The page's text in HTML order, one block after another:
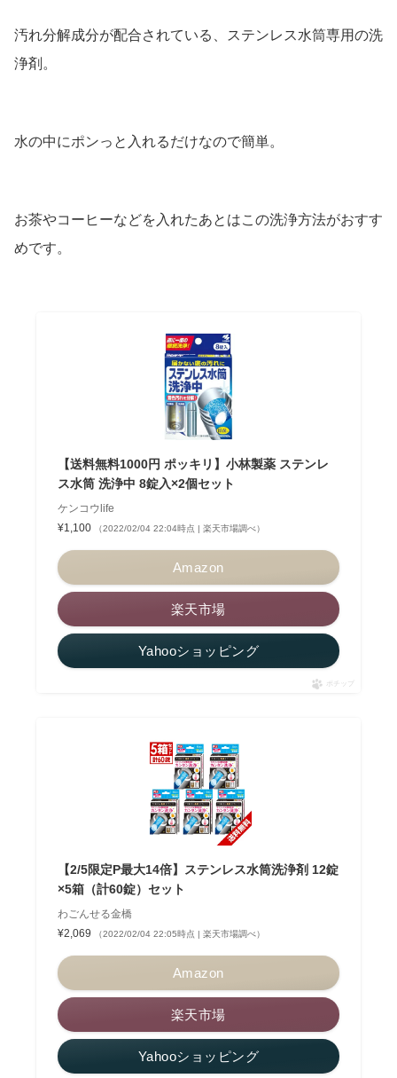
汚れ分解成分が配合されている、ステンレス水筒専用の洗
浄剤。
水の中にポンっと入れるだけなので簡単。
お茶やコーヒーなどを入れたあとはこの洗浄方法がおすす
めです。
【送料無料1000円 ポッキリ】小林製薬 ステンレ
ス水筒 洗浄中 8錠入×2個セット
ケンコウlife
¥1,100
（2022/02/04 22:04時点 | 楽天市場調べ）
Amazon
楽天市場
Yahooショッピング
ポチップ
【2/5限定P最大14倍】ステンレス水筒洗浄剤 12錠
×5箱（計60錠）セット
わごんせる金橋
¥2,069
（2022/02/04 22:05時点 | 楽天市場調べ）
Amazon
楽天市場
Yahooショッピング